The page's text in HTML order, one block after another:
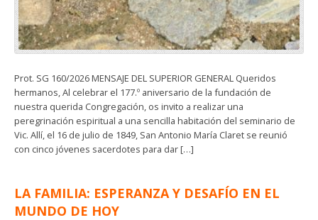
Prot. SG 160/2026 MENSAJE DEL SUPERIOR GENERAL Queridos
hermanos, Al celebrar el 177.º aniversario de la fundación de
nuestra querida Congregación, os invito a realizar una
peregrinación espiritual a una sencilla habitación del seminario de
Vic. Allí, el 16 de julio de 1849, San Antonio María Claret se reunió
con cinco jóvenes sacerdotes para dar […]
LA FAMILIA: ESPERANZA Y DESAFÍO EN EL
MUNDO DE HOY